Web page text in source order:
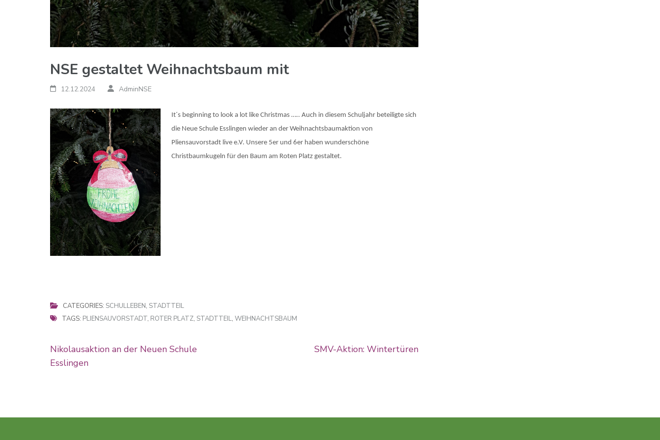
NSE gestaltet Weihnachtsbaum mit
12.12.2024 AdminNSE
It´s beginning to look a lot like Christmas ….. Auch in diesem Schuljahr beteiligte sich
die Neue Schule Esslingen wieder an der Weihnachtsbaumaktion von
Pliensauvorstadt live e.V. Unsere 5er und 6er haben wunderschöne
Christbaumkugeln für den Baum am Roten Platz gestaltet.
CATEGORIES: SCHULLEBEN, STADTTEIL
TAGS: PLIENSAUVORSTADT, ROTER PLATZ, STADTTEIL, WEIHNACHTSBAUM
Beitragsnavigation
Nikolausaktion an der Neuen Schule
Esslingen
SMV-Aktion: Wintertüren